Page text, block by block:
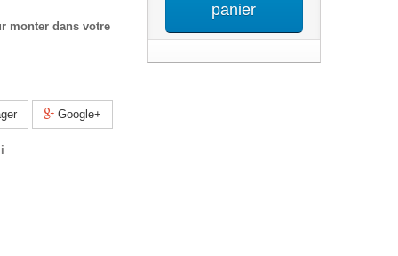
monter dans votre
Google+
panier